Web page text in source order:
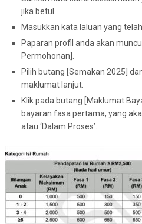
jika betul.
Masukkan kata laluan yang
Paparan profil anda akan
Permohonan].
Pilih butang [Semakan 2025]
maklumat lanjut.
Klik pada butang [Maklumat
bayaran fasa pertama, yang
atau ‘Dalam Proses’.